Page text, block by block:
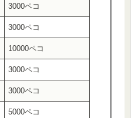
3000ペコ
3000ペコ
10000ペコ
3000ペコ
3000ペコ
5000ペコ